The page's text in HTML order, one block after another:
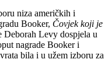
niza američkih i
Booker, Čovjek koji je
Deborah Levy dospjela u
nagrade Booker i
bila i u užem izboru za